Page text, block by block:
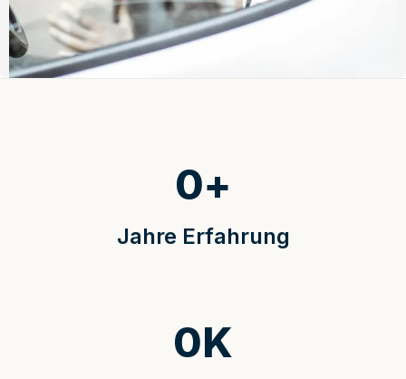
Jahre Erfahrung
0+
0K